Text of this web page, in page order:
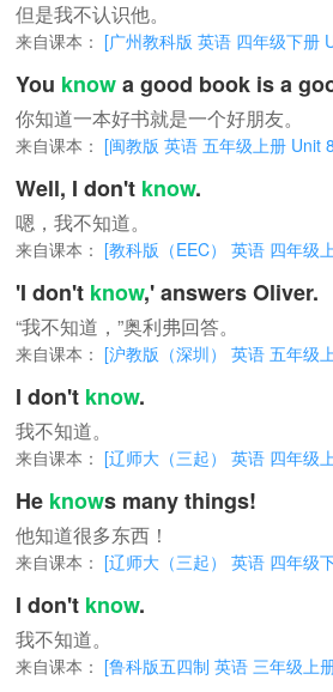
但是我不认识他。
来自课本： [广州教科版 英语 四年级下册
You knowa good book is a
你知道一本好书就是一个好朋友。
来自课本： [闽教版 英语 五年级上册 Unit
Well, I don't know.
嗯，我不知道。
来自课本： [教科版（EEC） 英语 四年级
'I don't know,' answers Oliver.
“我不知道，”奥利弗回答。
来自课本： [沪教版（深圳） 英语 五年级
I don't know.
我不知道。
来自课本： [辽师大（三起） 英语 四年级
He knows many things!
他知道很多东西！
来自课本： [辽师大（三起） 英语 四年级
I don't know.
我不知道。
来自课本： [鲁科版五四制 英语 三年级上